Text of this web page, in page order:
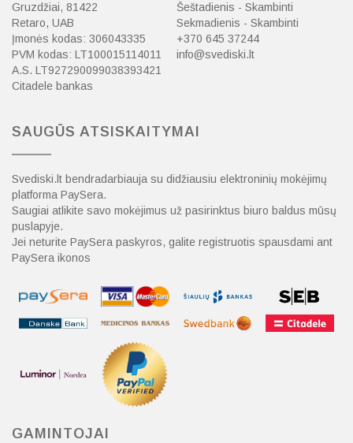
Gruzdžiai, 81422
Retaro, UAB
Įmonės kodas: 306043335
PVM kodas: LT100015114011
A.S. LT927290099038393421
Citadele bankas
Šeštadienis - Skambinti
Sekmadienis - Skambinti
+370 645 37244
info@svediski.lt
SAUGŪS ATSISKAITYMAI
Svediski.lt bendradarbiauja su didžiausiu elektroninių mokėjimų
platforma PaySera.
Saugiai atlikite savo mokėjimus už pasirinktus biuro baldus mūsų
puslapyje.
Jei neturite PaySera paskyros, galite registruotis spausdami ant
PaySera ikonos
GAMINTOJAI